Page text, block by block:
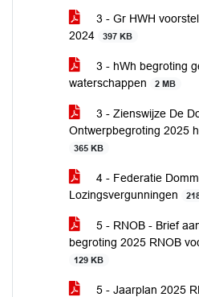
3 - Gr HWH
2024
397 KB
3 - hWh begroting
waterschappen
2 MB
3 - Zienswijze De
Ontwerpbegroting 2025
365 KB
4 - Federatie
Lozingsvergunningen
5 - RNOB - Brief
begroting 2025 RNOB
129 KB
5 - Jaarplan 2025